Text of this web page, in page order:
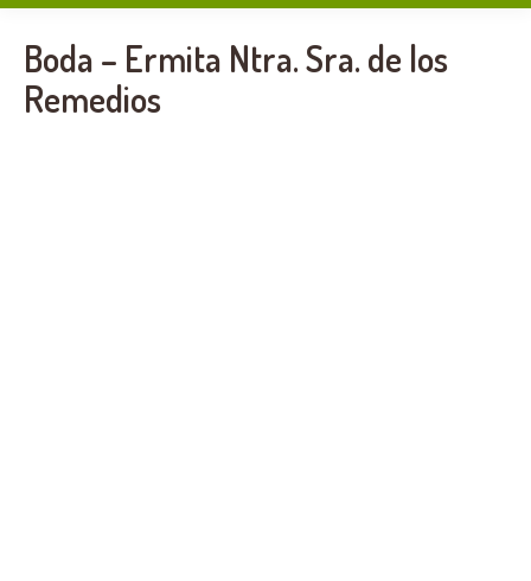
Boda – Ermita Ntra. Sra. de los
Remedios